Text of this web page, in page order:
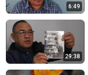
6:49
29:38